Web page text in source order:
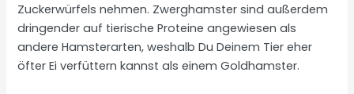
Zuckerwürfels nehmen. Zwerghamster sind außerdem
dringender auf tierische Proteine angewiesen als
andere Hamsterarten, weshalb Du Deinem Tier eher
öfter Ei verfüttern kannst als einem Goldhamster.